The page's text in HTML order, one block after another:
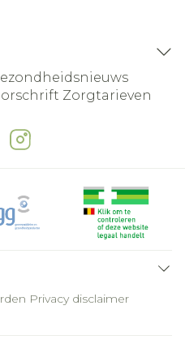
Zorgtarieven
Privacy disclaimer